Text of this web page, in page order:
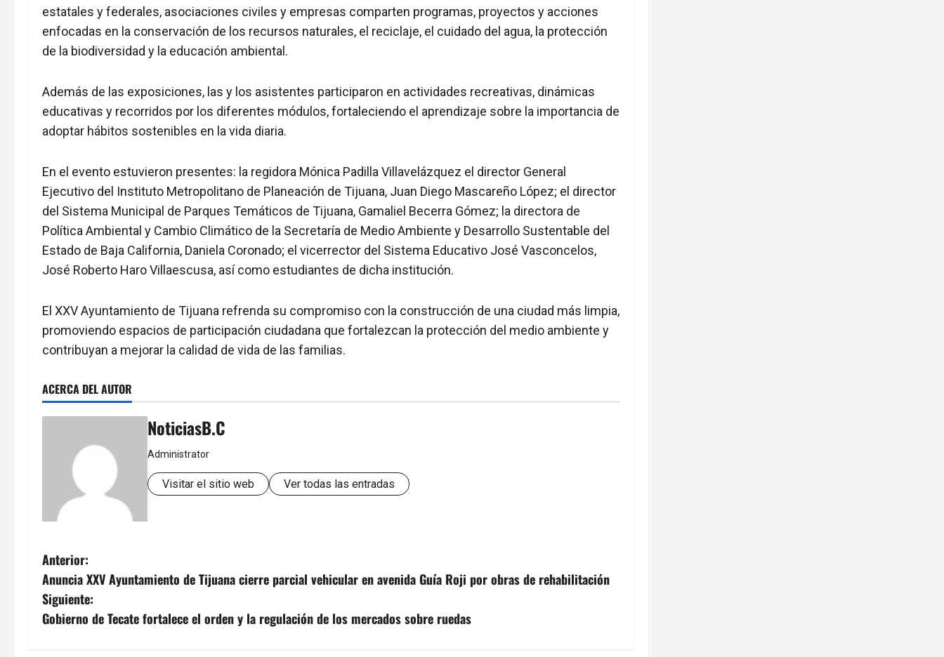
estatales y federales, asociaciones civiles y empresas comparten programas, proyectos y acciones
enfocadas en la conservación de los recursos naturales, el reciclaje, el cuidado del agua, la protección
de la biodiversidad y la educación ambiental.
Además de las exposiciones, las y los asistentes participaron en actividades recreativas, dinámicas
educativas y recorridos por los diferentes módulos, fortaleciendo el aprendizaje sobre la importancia de
adoptar hábitos sostenibles en la vida diaria.
En el evento estuvieron presentes: la regidora Mónica Padilla Villavelázquez el director General
Ejecutivo del Instituto Metropolitano de Planeación de Tijuana, Juan Diego Mascareño López; el director
del Sistema Municipal de Parques Temáticos de Tijuana, Gamaliel Becerra Gómez; la directora de
Política Ambiental y Cambio Climático de la Secretaría de Medio Ambiente y Desarrollo Sustentable del
Estado de Baja California, Daniela Coronado; el vicerrector del Sistema Educativo José Vasconcelos,
José Roberto Haro Villaescusa, así como estudiantes de dicha institución.
El XXV Ayuntamiento de Tijuana refrenda su compromiso con la construcción de una ciudad más limpia,
promoviendo espacios de participación ciudadana que fortalezcan la protección del medio ambiente y
contribuyan a mejorar la calidad de vida de las familias.
ACERCA DEL AUTOR
NoticiasB.C
Administrator
Visitar el sitio web Ver todas las entradas
N
a
v
Anterior:
Anuncia XXV Ayuntamiento de Tijuana cierre parcial vehicular en avenida Guía Roji por obras de rehabilitación
Siguiente:
Gobierno de Tecate fortalece el orden y la regulación de los mercados sobre ruedas